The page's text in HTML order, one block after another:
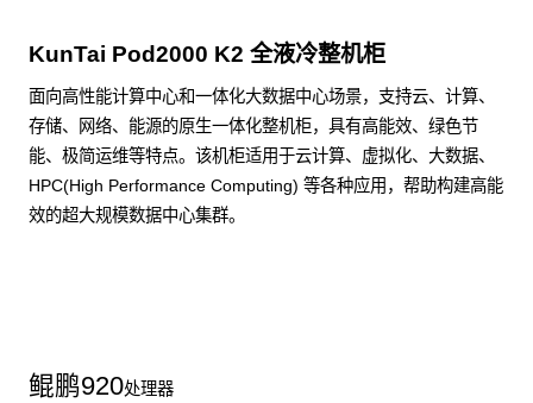
KunTai Pod2000 K2 全液冷整机柜
面向高性能计算中心和一体化大数据中心场景，支持云、计算、
存储、网络、能源的原生一体化整机柜，具有高能效、绿色节
能、极简运维等特点。该机柜适用于云计算、虚拟化、大数据、
HPC(High Performance Computing) 等各种应用，帮助构建高能
效的超大规模数据中心集群。
鲲鹏920处理器